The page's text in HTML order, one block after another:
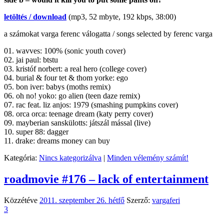
letöltés / download (mp3, 52 mbyte, 192 kbps, 38:00)
a számokat varga ferenc válogatta / songs selected by ferenc varga
01. wavves: 100% (sonic youth cover)
02. jai paul: btstu
03. kristóf norbert: a real hero (college cover)
04. burial & four tet & thom yorke: ego
05. bon iver: babys (moths remix)
06. oh no! yoko: go alien (teen daze remix)
07. rac feat. liz anjos: 1979 (smashing pumpkins cover)
08. orca orca: teenage dream (katy perry cover)
09. mayberian sanskülotts: játszál mással (live)
10. super 88: dagger
11. drake: dreams money can buy
Kategória: Nincs kategorizálva | Minden vélemény számít!
roadmovie #176 – lack of entertainment
Közzétéve 2011. szeptember 26. hétfő Szerző: vargaferi
3